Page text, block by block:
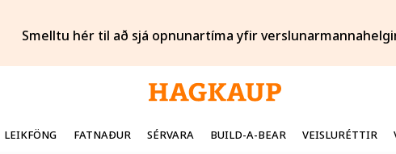
Smelltu hér til að sjá opnunartíma yfir
LEIKFÖNG FATNAÐUR SÉRVARA BUILD-A-BEAR VEISLURÉTTIR